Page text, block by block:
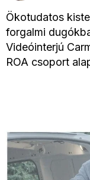
Ökotudatos
forgalmi
Videóinterjú
ROA csoport